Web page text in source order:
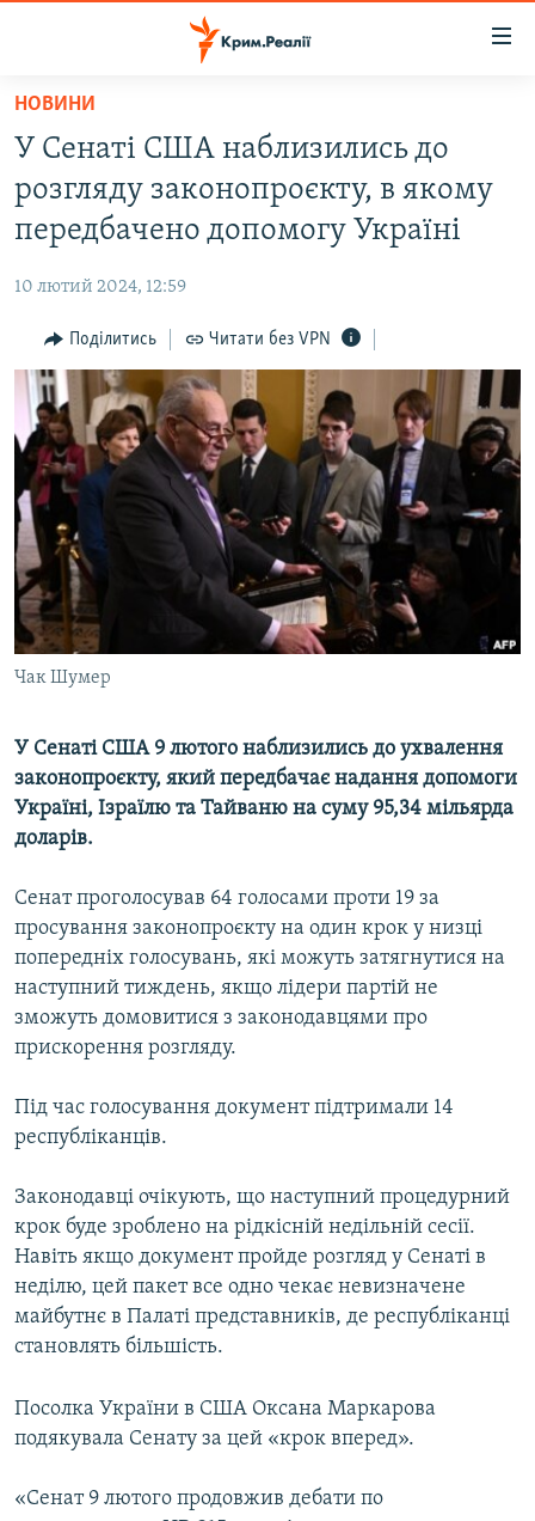
Перейти
основного
матеріалу
Перейти
до
основної
Перейти
до
пошуку
ВІДЕО ТА ФОТО
БЛОГИ
ПОГЛЯД
ІНТЕРВ'Ю
ВСЕ ЗА ДЕНЬ
СПЕЦПРОЕКТИ
ДЕПОРТАЦІЯ
ВІДЕОУРОКИ «ELIFBE»
СВІДЧЕННЯ ОКУПАЦІЇ
УКРАЇНСЬКА ПРОБЛЕМА КРИМУ
ІНФОГРАФІКА
ЯК ОБІЙТИ БЛОКУВАННЯ
Русский
Qırımtatar
ДОЛУЧАЙСЯ!
Усі сайти RFE/RL
НОВИНИ
У Сенаті США наблизились до
розгляду законопроєкту, в якому
передбачено допомогу Україні
10 лютий 2024, 12:59
Поділитись Читати без VPN
Чак Шумер
У Сенаті США 9 лютого наблизились до ухвалення
законопроєкту, який передбачає надання допомоги
Україні, Ізраїлю та Тайваню на суму 95,34 мільярда
доларів.
Сенат проголосував 64 голосами проти 19 за
просування законопроєкту на один крок у низці
попередніх голосувань, які можуть затягнутися на
наступний тиждень, якщо лідери партій не
зможуть домовитися з законодавцями про
прискорення розгляду.
Під час голосування документ підтримали 14
республіканців.
Законодавці очікують, що наступний процедурний
крок буде зроблено на рідкісній недільній сесії.
Навіть якщо документ пройде розгляд у Сенаті в
неділю, цей пакет все одно чекає невизначене
майбутнє в Палаті представників, де республіканці
становлять більшість.
Посолка України в США Оксана Маркарова
подякувала Сенату за цей «крок вперед».
«Сенат 9 лютого продовжив дебати по